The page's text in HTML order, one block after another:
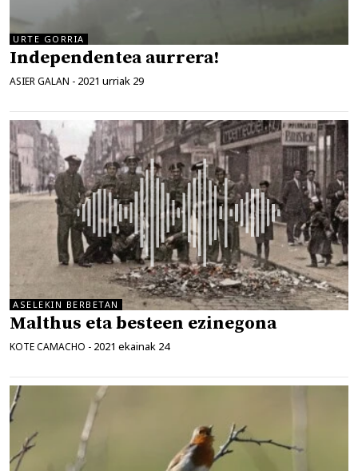
URTE GORRIA
Independentea aurrera!
ASIER GALAN - 2021 urriak 29
ASELEKIN BERBETAN
Malthus eta besteen ezinegona
KOTE CAMACHO - 2021 ekainak 24